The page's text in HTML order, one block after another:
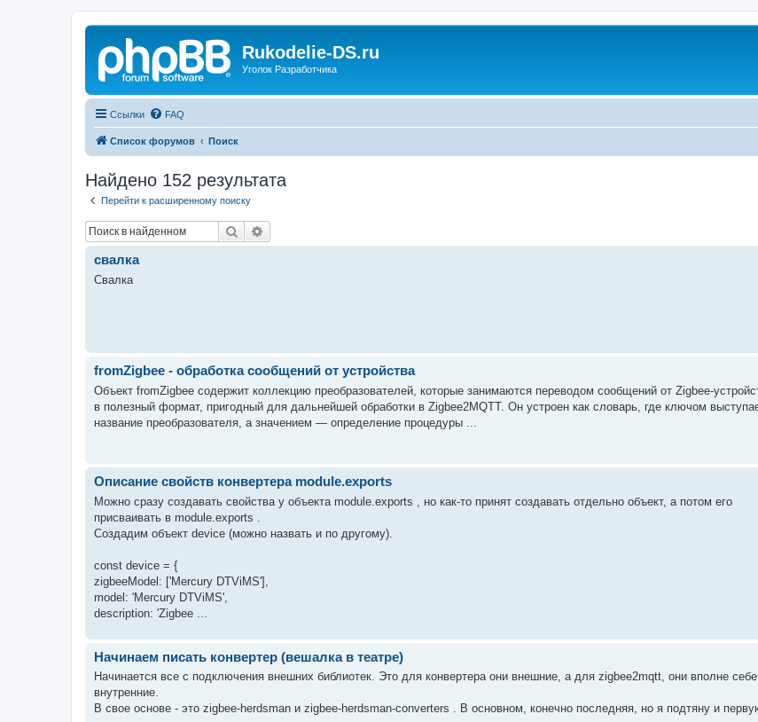
Rukodelie-DS.ru
Уголок Разработчика
Ссылки FAQ
Список форумов Поиск
Найдено 152 результата
Перейти к расширенному поиску
Поиск
свалка
Свалка
fromZigbee - обработка сообщений от устройства
Объект fromZigbee содержит коллекцию преобразователей, которые занимаются переводом сообщений от Zigbee-
в полезный формат, пригодный для дальнейшей обработки в Zigbee2MQTT. Он устроен как словарь, где ключом
название преобразователя, а значением — определение процедуры ...
Описание свойств конвертера module.exports
Можно сразу создавать свойства у объекта module.exports , но как-то принят создавать отдельно объект, а потом его
присваивать в module.exports .
Создадим объект device (можно назвать и по другому).
const device = {
zigbeeModel: ['Mercury DTViMS'],
model: 'Mercury DTViMS',
description: 'Zigbee ...
Начинаем писать конвертер (вешалка в театре)
Начинается все с подключения внешних библиотек. Это для конвертера они внешние, а для zigbee2mqtt, они вполне себе
внутренние.
В свое основе - это zigbee-herdsman и zigbee-herdsman-converters . В основном, конечно последняя, но я подтяну и